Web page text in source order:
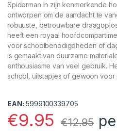
Spiderman in zijn kenmerkende
ontworpen om de aandacht te
robuuste, betrouwbare
heeft een royaal
voor schoolbenodigdheden of
is gemaakt van duurzame
enthousiasme van veel gebruik.
school, uitstapjes of gewoon voor
EAN: 5999100339705
€9.95 €12.95